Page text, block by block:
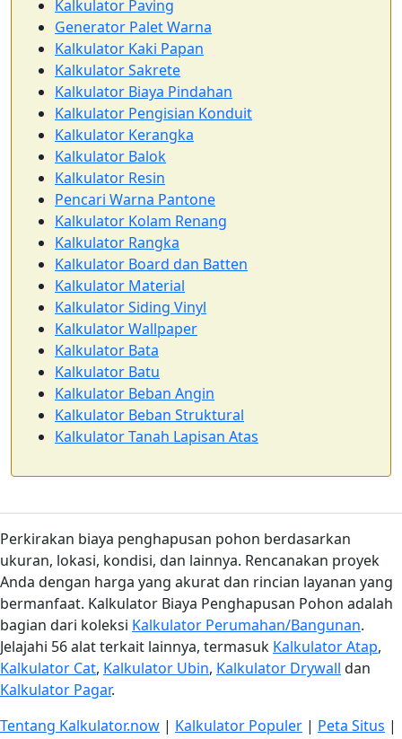
Kalkulator Paving
Generator Palet Warna
Kalkulator Kaki Papan
Kalkulator Sakrete
Kalkulator Biaya Pindahan
Kalkulator Pengisian Konduit
Kalkulator Kerangka
Kalkulator Balok
Kalkulator Resin
Pencari Warna Pantone
Kalkulator Kolam Renang
Kalkulator Rangka
Kalkulator Board dan Batten
Kalkulator Material
Kalkulator Siding Vinyl
Kalkulator Wallpaper
Kalkulator Bata
Kalkulator Batu
Kalkulator Beban Angin
Kalkulator Beban Struktural
Kalkulator Tanah Lapisan Atas
Perkirakan biaya penghapusan pohon berdasarkan
ukuran, lokasi, kondisi, dan lainnya. Rencanakan proyek
Anda dengan harga yang akurat dan rincian layanan yang
bermanfaat. Kalkulator Biaya Penghapusan Pohon adalah
bagian dari koleksi Kalkulator Perumahan/Bangunan.
Jelajahi 56 alat terkait lainnya, termasuk Kalkulator Atap,
Kalkulator Cat, Kalkulator Ubin, Kalkulator Drywall dan
Kalkulator Pagar.
Tentang Kalkulator.now | Kalkulator Populer | Peta Situs |